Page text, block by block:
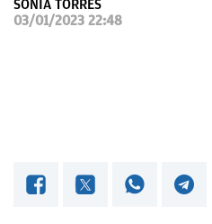
SONIA TORRES
03/01/2023 22:48